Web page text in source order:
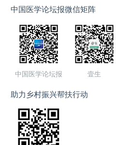
中国医学论坛报微信矩阵
中国医学论坛报 壹生
助力乡村振兴帮扶行动